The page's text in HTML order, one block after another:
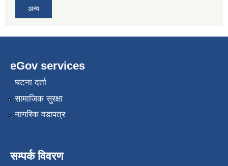
अन्य
eGov services
घटना दर्ता
सामाजिक सुरक्षा
नागरिक वडापत्र
सम्पर्क विवरण